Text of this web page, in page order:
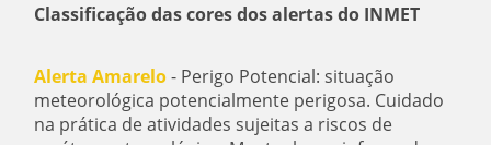
Classificação das cores dos alertas do INMET
Alerta Amarelo- Perigo Potencial: situação
meteorológica potencialmente perigosa. Cuidado
na prática de atividades sujeitas a riscos de